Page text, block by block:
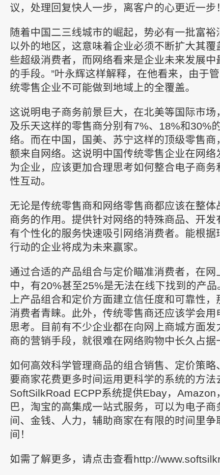
议，处理回复快人一步，离客户的心更近一步
随着中国二三线城市的崛起，势必有一批富
以外的地区，这意味着企业必须不断扩大其
些超级消费者，而网络看来是企业未来发展
的手段。”叶永辉这样解释，在他看来，由于
统零售企业不可能做到地域上的全覆盖。
这说明电子商务前景巨大，在北美等国际市
及乐天这样的零售商分别有7%、18%和30%
络。而在中国，国美、苏宁这样的顶级零售
额来自网络。这说明中国传统零售企业在网
为企业，应该更加合理思考如何整合电子商
性互动。
无论是传统零售商和网络零售商都应该在整
商务的作用。提供针对网络的特殊商品、开
有个性化的服务快速吸引网络消费者。能根
行动的企业将成为未来赢家。
通过合适的产品组合与定价瞄准消费者，在
中，有20%甚至25%是无法在线下找到的产
上产品组合和定价方面建立信任度和可靠性
消费者青睐。此外，传统零售商还应该学会
思考。目前有不少企业都在向网上商城方面
商的营销手段，就很难在网络购物中长久占据
如何高效科学管理商品的组合销售、定价策
要商家花费更多时间运用更科学的系统的方
SoftSilkRoad ECPP系统提供Ebay，Amazon
巴，淘宝的高集成一站式服务，可以为电子
间、金钱、人力，辅助商家在有限的时间里
间！
如需了解更多，请点击查看http://